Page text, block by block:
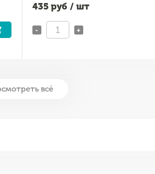
435руб / шт
- +
всё